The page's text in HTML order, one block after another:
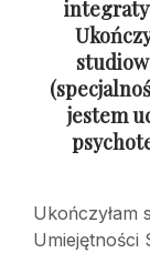
jestem
Ukończyłam
Umiejętności